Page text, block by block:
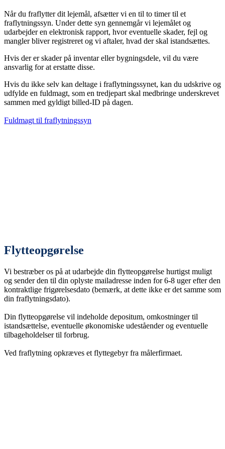
Når du fraflytter dit lejemål, afsætter vi en til to timer til et
fraflytningssyn. Under dette syn gennemgår vi lejemålet og
udarbejder en elektronisk rapport, hvor eventuelle skader, fejl og
mangler bliver registreret og vi aftaler, hvad der skal istandsættes.
Hvis der er skader på inventar eller bygningsdele, vil du være
ansvarlig for at erstatte disse.
Hvis du ikke selv kan deltage i fraflytningssynet, kan du udskrive og
udfylde en fuldmagt, som en tredjepart skal medbringe underskrevet
sammen med gyldigt billed-ID på dagen.
Fuldmagt til fraflytningssyn
Flytteopgørelse
Vi bestræber os på at udarbejde din flytteopgørelse hurtigst muligt
og sender den til din oplyste mailadresse inden for 6-8 uger efter den
kontraktlige frigørelsesdato (bemærk, at dette ikke er det samme som
din fraflytningsdato).
Din flytteopgørelse vil indeholde depositum, omkostninger til
istandsættelse, eventuelle økonomiske udeståender og eventuelle
tilbageholdelser til forbrug.
Ved fraflytning opkræves et flyttegebyr fra målerfirmaet.